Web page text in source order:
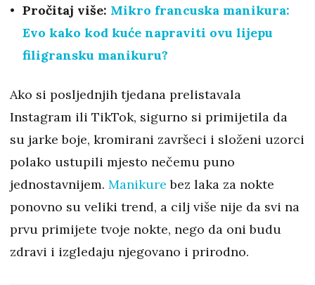
Pročitaj više: Mikro francuska manikura:
Evo kako kod kuće napraviti ovu lijepu
filigransku manikuru?
Ako si posljednjih tjedana prelistavala
Instagram ili TikTok, sigurno si primijetila da
su jarke boje, kromirani završeci i složeni uzorci
polako ustupili mjesto nečemu puno
jednostavnijem. Manikurebez laka za nokte
ponovno su veliki trend, a cilj više nije da svi na
prvu primijete tvoje nokte, nego da oni budu
zdravi i izgledaju njegovano i prirodno.